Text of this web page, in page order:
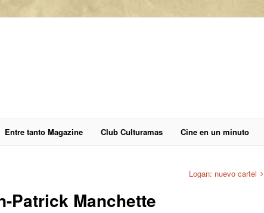
Entre tanto Magazine Club Culturamas Cine en un minuto
Logan: nuevo cartel
Patrick Manchette